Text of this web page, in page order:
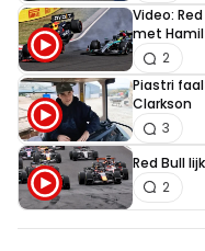
Video:
met
2
Piastri
Clarkson
3
Red Bull
2